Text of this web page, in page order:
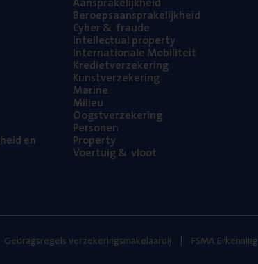
en
Beroeps­aan­spra­ke­lijk­heid
Cyber& fraude
Intel­lec­tu­al property
Inter­na­ti­o­na­le Mobiliteit
Kre­diet­ver­ze­ke­ring
Kunst­ver­ze­ke­ring
Mari­ne
Mili­eu
Oogst­ver­ze­ke­ring
Per­so­nen
Pro­per­ty
Voer­tuig& vloot
Gedragsregels verzekeringsmakelaardij FSMA Erkenning